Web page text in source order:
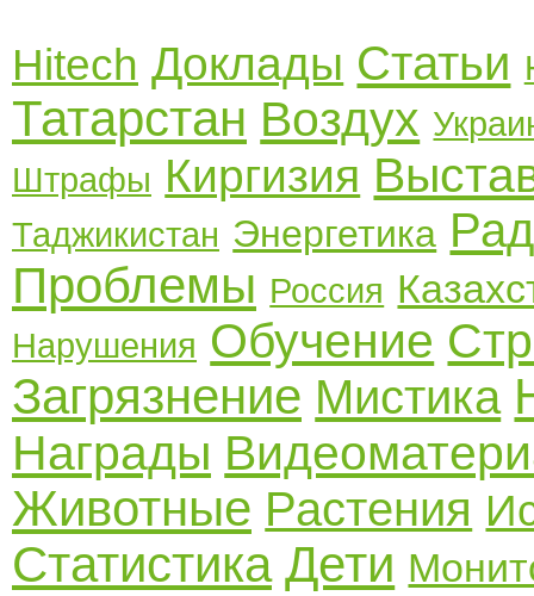
Hitech Доклады Статьи
Татарстан Воздух
Штрафы Киргизия
Таджикистан Энергетика
Проблемы Россия
Нарушения Обучение
Загрязнение Мистика
Награды
Животные Растения
Статистика Дети